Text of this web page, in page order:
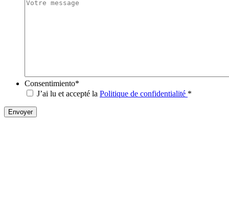
Consentimiento*
J’ai lu et accepté la Politique de confidentialité *